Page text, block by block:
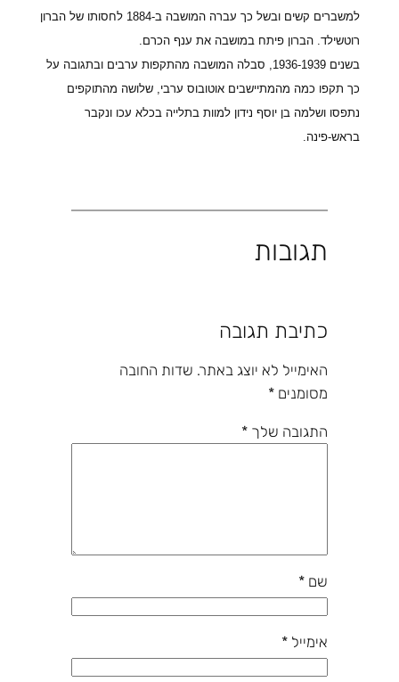
למשברים קשים ובשל כך עברה המושבה ב-1884 לחסותו של הברון
רוטשילד. הברון פיתח במושבה את ענף הכרם.
בשנים 1936-1939, סבלה המושבה מהתקפות ערבים ובתגובה על
כך תקפו כמה מהמתיישבים אוטובוס ערבי, שלושה מהתוקפים
נתפסו ושלמה בן יוסף נידון למוות בתלייה בכלא עכו ונקבר
בראש-פינה.
תגובות
כתיבת תגובה
האימייל לא יוצג באתר. שדות החובה
מסומנים *
התגובה שלך *
שם *
אימייל *